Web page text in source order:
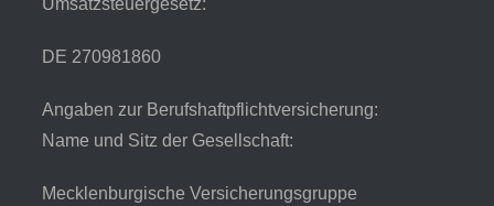
Umsatzsteuergesetz:
DE 270981860
Angaben zur Berufshaftpflichtversicherung:
Name und Sitz der Gesellschaft:
Mecklenburgische Versicherungsgruppe